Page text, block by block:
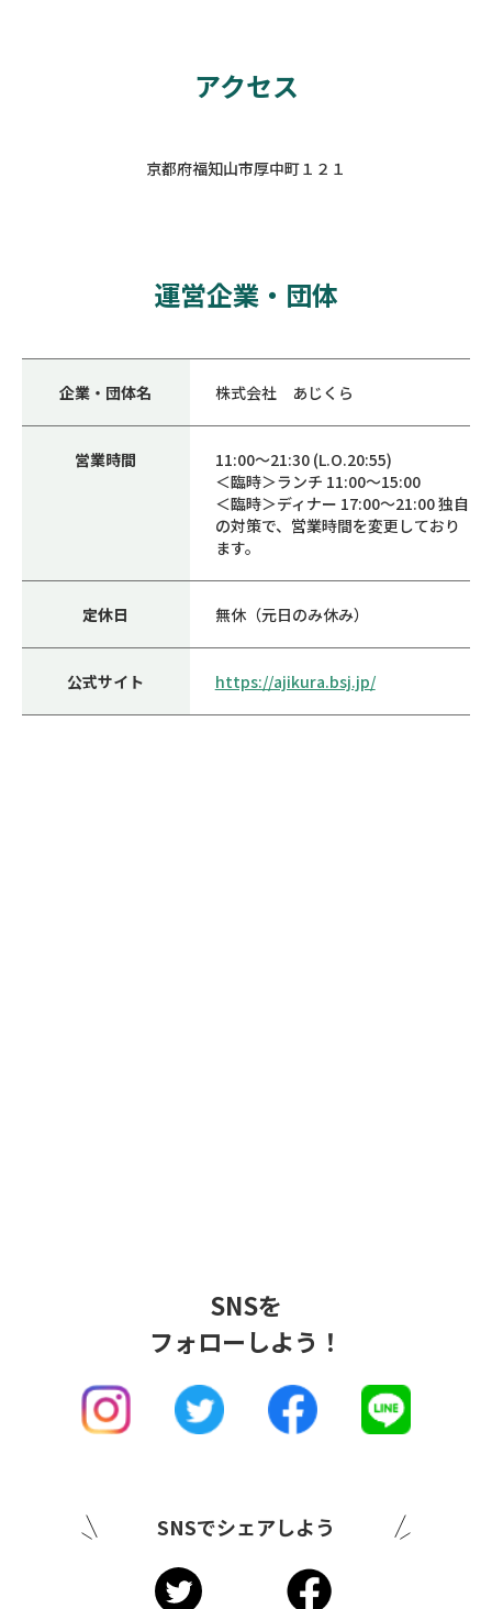
アクセス
京都府福知山市厚中町１２１
運営企業・団体
企業・団体名 株式会社 あじくら
営業時間
11:00～21:30 (L.O.20:55)
＜臨時＞ランチ 11:00～15:00
＜臨時＞ディナー 17:00～21:00 独自
の対策で、営業時間を変更しており
ます。
定休日 無休（元日のみ休み）
公式サイト https://ajikura.bsj.jp/
SNSを
フォローしよう！
SNSでシェアしよう